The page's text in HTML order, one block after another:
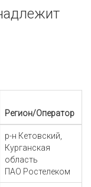
Регион/Оператор
р-н Кетовский,
Курганская
область
ПАО Ростелеком